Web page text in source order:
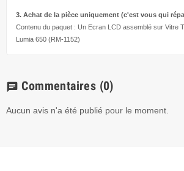
3. Achat de la pièce uniquement (c'est vous qui
Contenu du paquet : Un Ecran LCD assemblé sur Vitre
Lumia 650 (RM-1152)
chat Commentaires (0)
Aucun avis n'a été publié pour le moment.